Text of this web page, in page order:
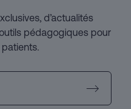
d’actualités
pédagogiques pour